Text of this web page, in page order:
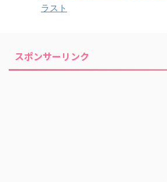
ラスト
スポンサーリンク